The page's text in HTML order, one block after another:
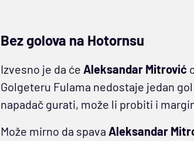
Bez golova na Hotornsu
Izvesno je da će Aleksandar Mitrović
Golgeteru Fulama nedostaje jedan
napadač gurati, može li probiti i
Može mirno da spava Aleksandar